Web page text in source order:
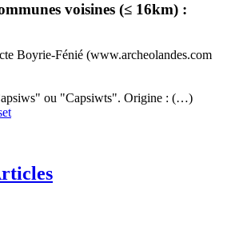
voisines (≤ 16km) :
Boyrie-Fénié (www.archeolandes.com
ou "Capsiwts". Origine : (…)